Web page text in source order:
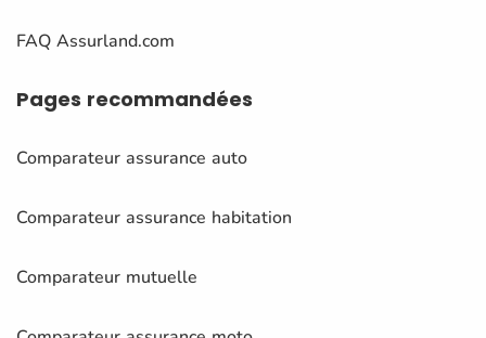
FAQ Assurland.com
Pages recommandées
Comparateur assurance auto
Comparateur assurance habitation
Comparateur mutuelle